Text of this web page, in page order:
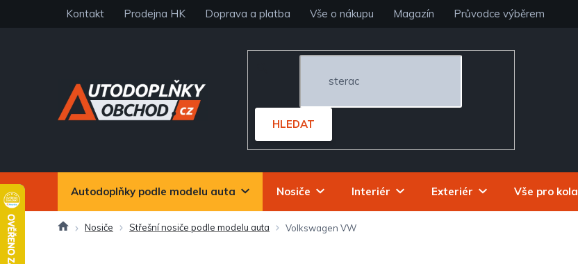
Kontakt Prodejna HK Doprava a platba Vše o nákupu Magazín Průvodce výběrem
HLEDAT
Autodoplňky podle modelu auta Nosiče Interiér Exteriér Vše pro kola
DomůNosiče Střešní nosiče podle modelu auta Volkswagen VW